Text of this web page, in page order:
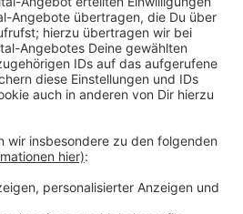
dem Laufenden
bleiben!
- mit unserem kostenlosen
Newsletter. Ob Nachrichten,
neuesten Aktionen - wir
dich.